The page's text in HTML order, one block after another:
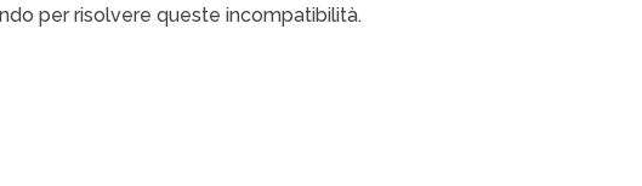
per risolvere queste incompatibilità.